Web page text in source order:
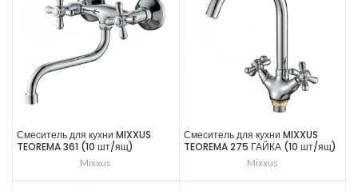
Смеситель для кухни MIXXUS
TEOREMA 361 (10 шт/ящ)
Mixxus
Смеситель для кухни MIXXUS
TEOREMA 275 ГАЙКА (10 шт/ящ)
Mixxus